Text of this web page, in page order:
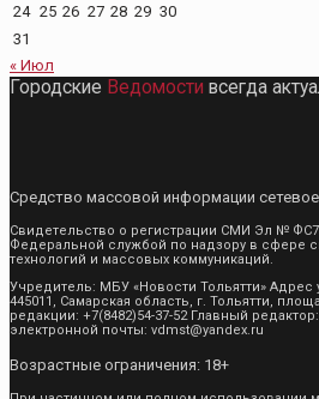
24 25 26 27 28 29 30
31
« Июл
Городские Ведомости всегда
Средство массовой информации
Свидетельство о регистрации СМИ Эл №
Федеральной службой по надзору в сфере
технологий и массовых коммуникаций.
Учредитель: МБУ «Новости Тольятти» Адрес
445011, Самарская область, г. Тольятти,
редакции: +7(8482)54-37-52 Главный
электронной почты: vdmst@yandex.ru
Возрастные ограничения: 18+